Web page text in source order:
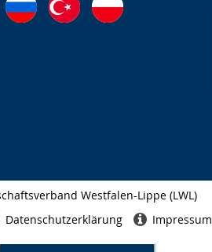
Westfalen-Lippe (LWL)
Datenschutzerklärung Impressum